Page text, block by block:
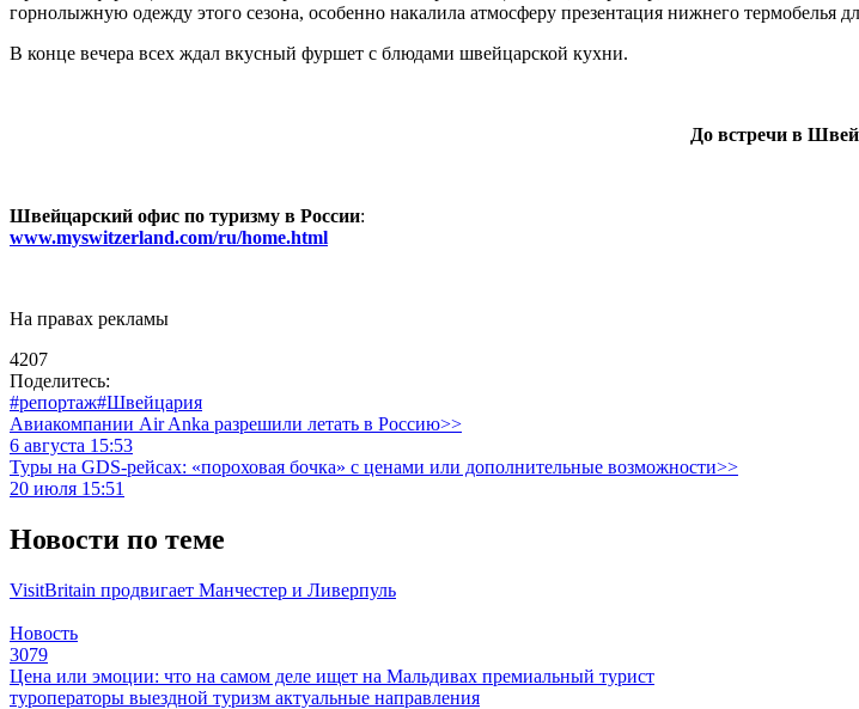
горнолыжную одежду этого сезона, особенно накалила атмосферу презентация нижнего термобелья
В конце вечера всех ждал вкусный фуршет с блюдами швейцарской кухни.
До встречи в
Швейцарский офис по туризму в России:
www.myswitzerland.com/ru/home.html
На правах рекламы
4207
Поделитесь:
#репортаж#Швейцария
Авиакомпании Air Anka разрешили летать в Россию>>
6 августа 15:53
Туры на GDS-рейсах: «пороховая бочка» с ценами или дополнительные возможности>>
20 июля 15:51
Новости по теме
VisitBritain продвигает Манчестер и Ливерпуль
Новость
3079
Цена или эмоции: что на самом деле ищет на Мальдивах премиальный турист
туроператоры выездной туризм актуальные направления